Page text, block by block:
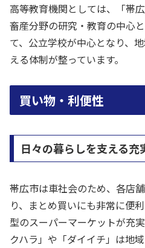
高等教育機関としては、「帯
畜産分野の研究・教育の中心
て、公立学校が中心となり、
える体制が整っています。
買い物・利便性
日々の暮らしを支える充
帯広市は車社会のため、各店
り、まとめ買いにも非常に便
型のスーパーマーケットが充
クハラ」や「ダイイチ」は地